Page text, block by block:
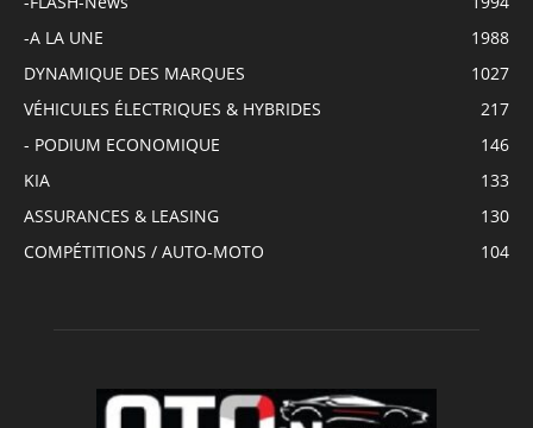
-A LA UNE
1988
DYNAMIQUE DES MARQUES
1027
VÉHICULES ÉLECTRIQUES & HYBRIDES
217
- PODIUM ECONOMIQUE
146
KIA
133
ASSURANCES & LEASING
130
COMPÉTITIONS / AUTO-MOTO
104